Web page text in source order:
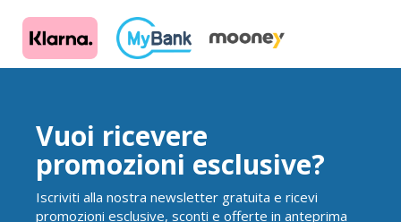
Vuoi ricevere
promozioni esclusive?
Iscriviti alla nostra newsletter gratuita e ricevi
promozioni esclusive, sconti e offerte in anteprima